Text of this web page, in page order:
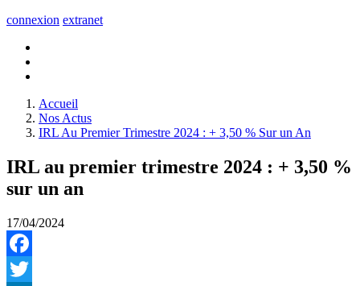
connexion extranet
Accueil
Nos Actus
IRL Au Premier Trimestre 2024 : + 3,50 % Sur un An
IRL au premier trimestre 2024 : + 3,50 %
sur un an
17/04/2024
Facebook